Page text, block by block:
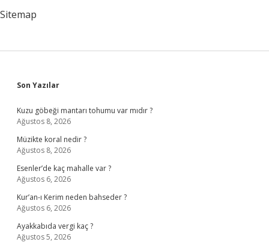
Sitemap
Sidebar
Son Yazılar
Kuzu göbeği mantarı tohumu var mıdır ?
Ağustos 8, 2026
Müzikte koral nedir ?
Ağustos 8, 2026
Esenler’de kaç mahalle var ?
Ağustos 6, 2026
Kur’an-ı Kerim neden bahseder ?
Ağustos 6, 2026
Ayakkabıda vergi kaç ?
Ağustos 5, 2026